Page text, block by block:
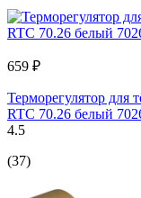
659 ₽
Терморегулятор для
RTC 70.26 белый
4.5
(37)